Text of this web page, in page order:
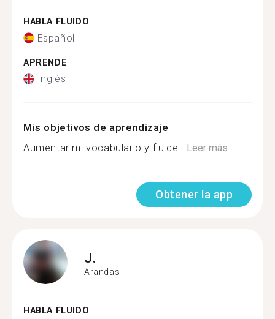
HABLA FLUIDO
Español
APRENDE
Inglés
Mis objetivos de aprendizaje
Aumentar mi vocabulario y fluide...Leer más
Obtener la app
J.
Arandas
HABLA FLUIDO